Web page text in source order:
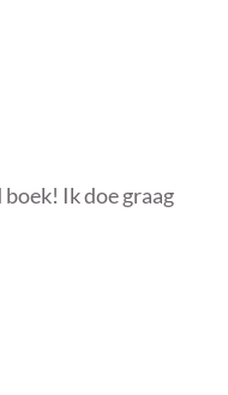
Ik doe graag